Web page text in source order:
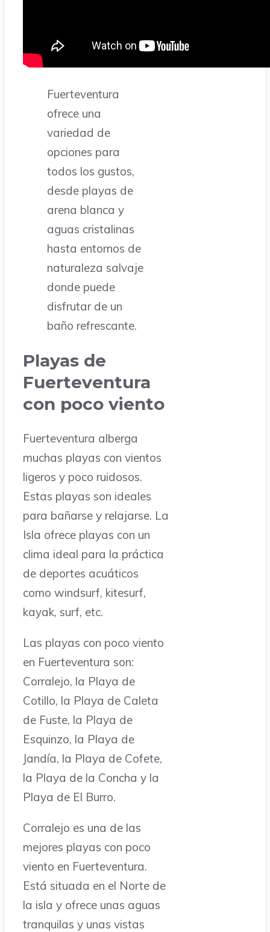
Fuerteventura
ofrece una
variedad de
opciones para
todos los gustos,
desde playas de
arena blanca y
aguas cristalinas
hasta entornos de
naturaleza salvaje
donde puede
disfrutar de un
baño refrescante.
Playas de
Fuerteventura
con poco viento
Fuerteventura alberga
muchas playas con vientos
ligeros y poco ruidosos.
Estas playas son ideales
para bañarse y relajarse. La
Isla ofrece playas con un
clima ideal para la práctica
de deportes acuáticos
como windsurf, kitesurf,
kayak, surf, etc.
Las playas con poco viento
en Fuerteventura son:
Corralejo, la Playa de
Cotillo, la Playa de Caleta
de Fuste, la Playa de
Esquinzo, la Playa de
Jandía, la Playa de Cofete,
la Playa de la Concha y la
Playa de El Burro.
Corralejo es una de las
mejores playas con poco
viento en Fuerteventura.
Está situada en el Norte de
la isla y ofrece unas aguas
tranquilas y unas vistas